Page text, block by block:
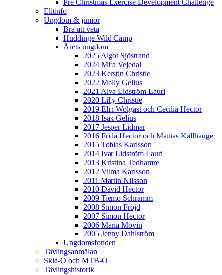
Pre Christmas Exercise Development Challenge
Elitinfo
Ungdom & junior
Bra att veta
Huddinge Wild Camp
Årets ungdom
2025 Algot Sjöstrand
2024 Mira Vejedal
2023 Kerstin Christie
2022 Molly Gelius
2021 Alva Lidström Lauri
2020 Lilly Christie
2019 Elin Wolgast och Cecilia Hector
2018 Isak Gelius
2017 Jesper Lidmar
2016 Frida Hector och Mattias Kallhauge
2015 Tobias Karlsson
2014 Ivar Lidström Lauri
2013 Kristina Tedhamre
2012 Vilma Karlsson
2011 Martin Nilsson
2010 David Hector
2009 Tiemo Schramm
2008 Simon Fröjd
2007 Simon Hector
2006 Maria Movin
2005 Jenny Dahlström
Ungdomsfonden
Tävlingsanmälan
Skid-O och MTB-O
Tävlingshistorik